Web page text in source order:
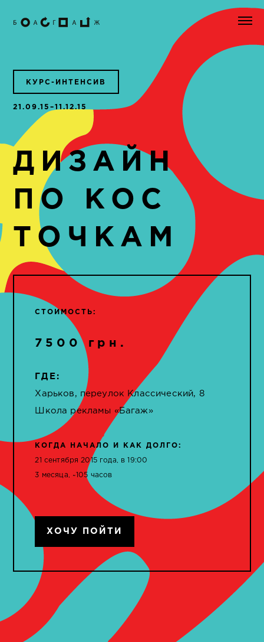
КУРС-ИНТЕНСИВ
21.09.15–11.12.15
ДИЗАЙН
ПО КОС
ТОЧКАМ
СТОИМОСТЬ:
7500 грн.
ГДЕ:
Харьков, переулок Классический, 8
Школа рекламы «Багаж»
КОГДА НАЧАЛО И КАК ДОЛГО:
21 сентября 2015 года, в 19:00
3 месяца, ~105 часов
ХОЧУ ПОЙТИ